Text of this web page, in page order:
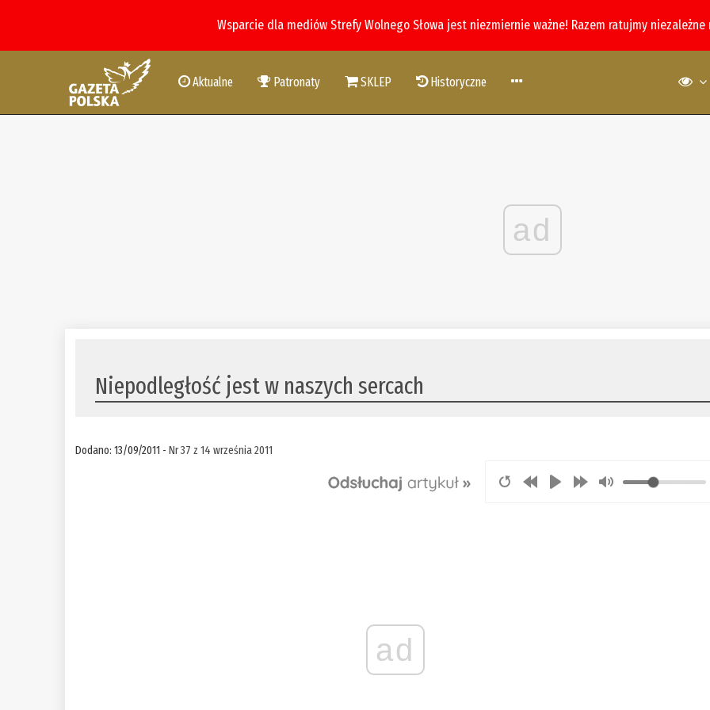
Wsparcie dla mediów Strefy Wolnego Słowa jest niezmiernie ważne! Razem ratujmy
Aktualne Patronaty SKLEP Historyczne
ad
Niepodległość jest w naszych sercach
Dodano: 13/09/2011 -Nr 37 z 14 września 2011
ad